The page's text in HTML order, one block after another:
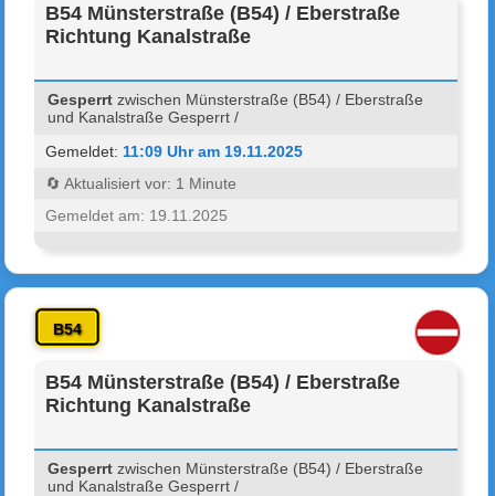
B54 Münsterstraße (B54) / Eberstraße
Richtung Kanalstraße
Gesperrt zwischen Münsterstraße (B54) / Eberstraße
und Kanalstraße Gesperrt /
Gemeldet: 11:09 Uhr am 19.11.2025
🔄 Aktualisiert vor: 1 Minute
Gemeldet am: 19.11.2025
B54
B54 Münsterstraße (B54) / Eberstraße
Richtung Kanalstraße
Gesperrt zwischen Münsterstraße (B54) / Eberstraße
und Kanalstraße Gesperrt /